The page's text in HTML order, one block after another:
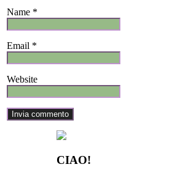
Name *
Email *
Website
CIAO!